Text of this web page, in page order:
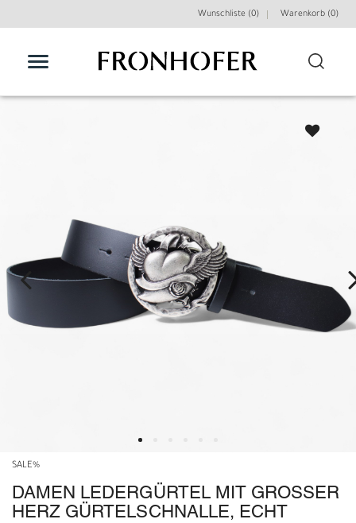
Wunschliste (0) Warenkorb (0)
SALE%
DAMEN LEDERGÜRTEL MIT GROSSER H
ERZ GÜRTELSCHNALLE, ECHT L